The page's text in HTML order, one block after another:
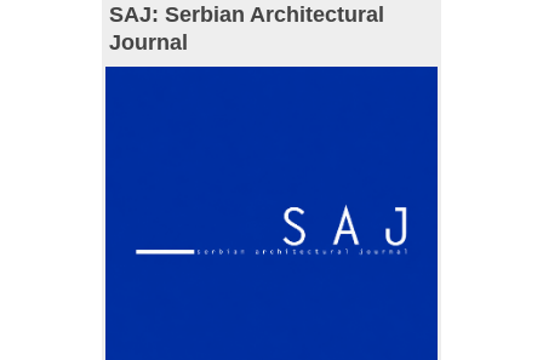
SAJ: Serbian Architectural
Journal